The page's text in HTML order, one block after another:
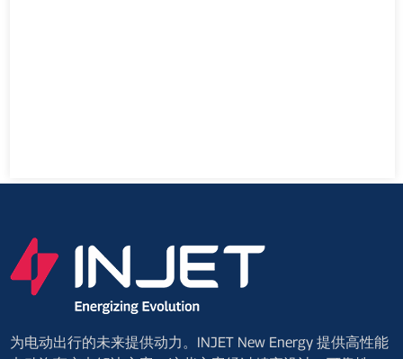
为电动出行的未来提供动力。INJET New Energy 提供高性能